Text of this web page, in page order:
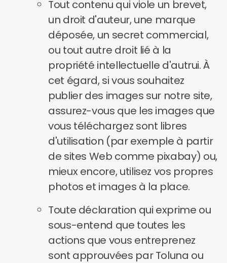
Tout contenu qui viole un brevet,
un droit d'auteur, une marque
déposée, un secret commercial,
ou tout autre droit lié à la
propriété intellectuelle d'autrui. À
cet égard, si vous souhaitez
publier des images sur notre site,
assurez-vous que les images que
vous téléchargez sont libres
d'utilisation (par exemple à partir
de sites Web comme pixabay) ou,
mieux encore, utilisez vos propres
photos et images à la place.
Toute déclaration qui exprime ou
sous-entend que toutes les
actions que vous entreprenez
sont approuvées par Toluna ou